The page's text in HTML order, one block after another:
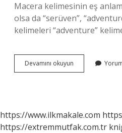
Macera kelimesinin eş
olsa da “serüven”,
kelimeleri “adventure”
Devamını okuyun
Ne
https://www.ilkmakale.com
https://extremmutfak.com.tr